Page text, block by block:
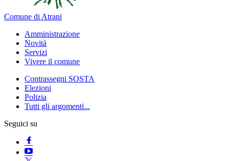
Comune di Atrani
Amministrazione
Novità
Servizi
Vivere il comune
Contrassegni SOSTA
Elezioni
Polizia
Tutti gli argomenti...
Seguici su